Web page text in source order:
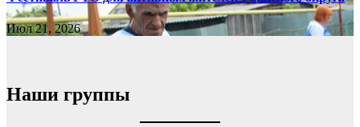
Июл 21, 2026
Наши группы